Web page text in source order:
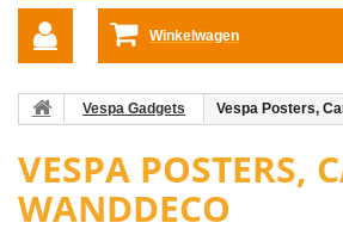
Winkelwagen
Vespa Gadgets Vespa Posters,
VESPA POSTERS,
WANDDECO